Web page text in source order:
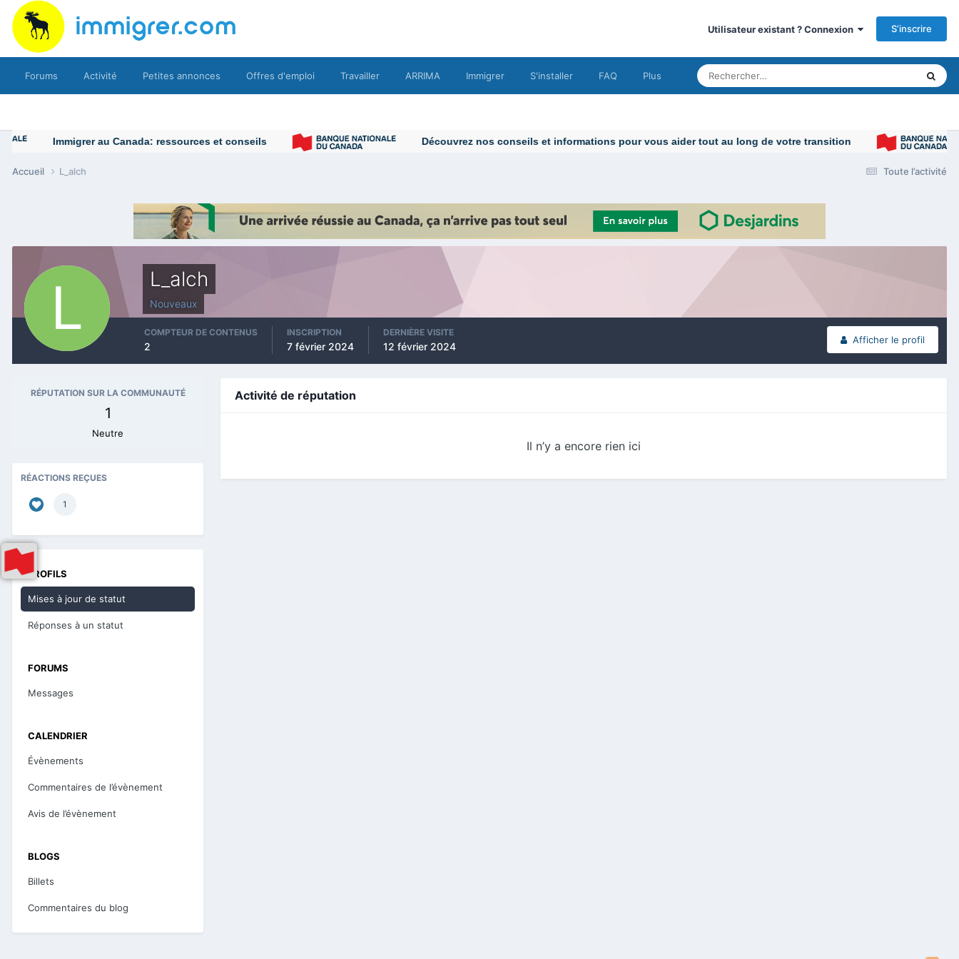
Utilisateur existant ? Connexion S’inscrire
Forums Activité Petites annonces Offres d'emploi Travailler ARRIMA Immigrer S'installer FAQ Plus
Immigrer au Canada: ressources et conseils Découvrez nos conseils et informations pour vous aider tout au long de votre transition
Toute l’activité
Accueil L_alch
L_alch
Nouveaux
Afficher le profil
COMPTEUR DE CONTENUS
2
INSCRIPTION
7 février 2024
DERNIÈRE VISITE
12 février 2024
RÉPUTATION SUR LA COMMUNAUTÉ
1
Neutre
RÉACTIONS REÇUES
1
PROFILS
Mises à jour de statut
Réponses à un statut
FORUMS
Messages
CALENDRIER
Évènements
Commentaires de l’évènement
Avis de l’évènement
BLOGS
Billets
Commentaires du blog
Activité de réputation
Il n’y a encore rien ici